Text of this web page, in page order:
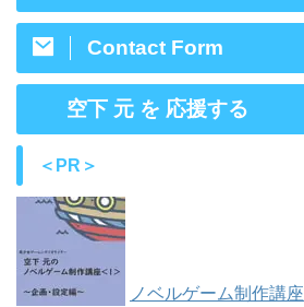
Contact Form
空下 元 を 応援する
＜PR＞
ノベルゲーム制作講座